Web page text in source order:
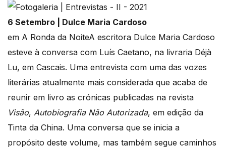
6 Setembro | Dulce Maria Cardoso
em A Ronda da NoiteA escritora Dulce Maria Cardoso
esteve à conversa com Luís Caetano, na livraria Déjà
Lu, em Cascais. Uma entrevista com uma das vozes
literárias atualmente mais considerada que acaba de
reunir em livro as crónicas publicadas na revista
Visão, Autobiografia Não Autorizada, em edição da
Tinta da China. Uma conversa que se inicia a
propósito deste volume, mas também segue caminhos